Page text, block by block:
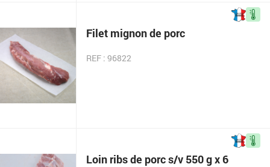
Filet mignon de porc
REF : 96822
Loin ribs de porc s/v 550 g x 6